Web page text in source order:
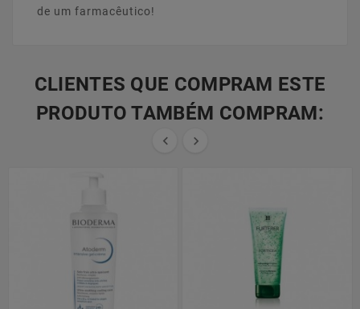
de um farmacêutico!
CLIENTES QUE COMPRAM ESTE
PRODUTO TAMBÉM COMPRAM:
 